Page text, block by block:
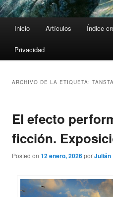
Inicio Artículos Índice
Privacidad
ARCHIVO DE LA ETIQUETA:
El efecto
ficción.
Posted on 12 enero, 2026porJulián